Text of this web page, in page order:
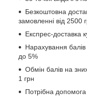
Безкоштовна
замовленні від 2500
Експрес-доставка
Нарахування
до 5%
Обмін балів на
1 грн
Потрібна